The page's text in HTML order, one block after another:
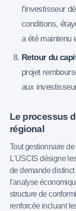
l'investisseur
conditions,
a été maintenu
Retour du
projet
aux
Le processus
régional
Tout gestionnaire
L'USCIS désigne
de demande
l'analyse
structure de
renforcée incluant